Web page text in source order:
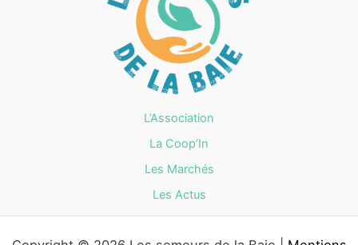
L’Association
La Coop’In
Les Marchés
Les Actus